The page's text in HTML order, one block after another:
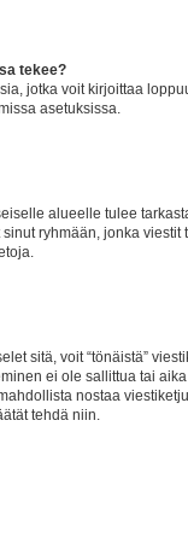
tekee?
jotka voit kirjoittaa
asetuksissa.
alueelle tulee
ryhmään, jonka viestit
sitä, voit “tönäistä”
ei ole sallittua tai
nostaa
tehdä niin.